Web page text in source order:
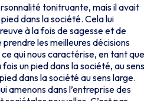
tonitruante, mais il avait
dans la société. Cela lui
à la fois de sagesse et de
les meilleures décisions
ce qui nous caractérise, en tant que
fois un pied dans la société, au sens
dans la société au sens large.
amenons dans l’entreprise des